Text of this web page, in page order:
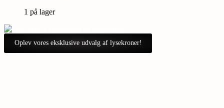
1 på lager
Oplev vores eksklusive udvalg af lysekroner!